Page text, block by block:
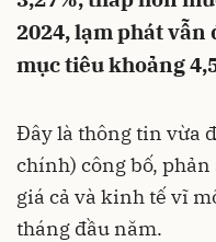
2024, lạm phát vẫn
mục tiêu khoảng
Đây là thông tin vừa
chính) công bố,
giá cả và kinh tế vĩ
tháng đầu năm.